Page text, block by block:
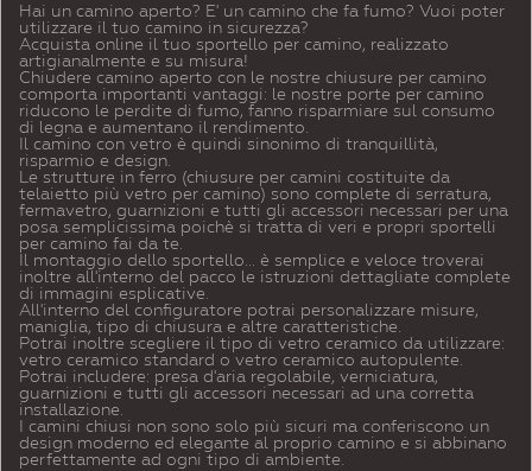
Hai un camino aperto? E' un camino che fa fumo? Vuoi poter
utilizzare il tuo camino in sicurezza?
Acquista online il tuo sportello per camino, realizzato
artigianalmente e su misura!
Chiudere camino aperto con le nostre chiusure per camino
comporta importanti vantaggi: le nostre porte per camino
riducono le perdite di fumo, fanno risparmiare sul consumo
di legna e aumentano il rendimento.
Il camino con vetro è quindi sinonimo di tranquillità,
risparmio e design.
Le strutture in ferro (chiusure per camini costituite da
telaietto più vetro per camino) sono complete di serratura,
fermavetro, guarnizioni e tutti gli accessori necessari per una
posa semplicissima poichè si tratta di veri e propri sportelli
per camino fai da te.
Il montaggio dello sportello... è semplice e veloce troverai
inoltre all'interno del pacco le istruzioni dettagliate complete
di immagini esplicative.
All'interno del configuratore potrai personalizzare misure,
maniglia, tipo di chiusura e altre caratteristiche.
Potrai inoltre scegliere il tipo di vetro ceramico da utilizzare:
vetro ceramico standard o vetro ceramico autopulente.
Potrai includere: presa d'aria regolabile, verniciatura,
guarnizioni e tutti gli accessori necessari ad una corretta
installazione.
I camini chiusi non sono solo più sicuri ma conferiscono un
design moderno ed elegante al proprio camino e si abbinano
perfettamente ad ogni tipo di ambiente.